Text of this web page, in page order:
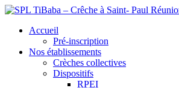
Accueil
Pré-inscription
Nos établissements
Crèches collectives
Dispositifs
RPEI